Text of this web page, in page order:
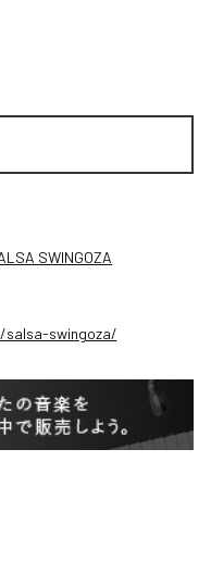
SWINGOZA
salsa-swingoza/